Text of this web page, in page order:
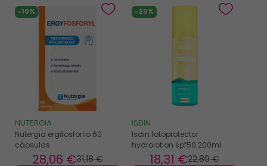
-10%
NUTERGIA
Nutergia ergifosforilo 60
cápsulas
31,18 €
28,06 €
-20%
ISDIN
Isdin fotoprotector
hydrolotion spf50 200ml
22,89 €
18,31 €